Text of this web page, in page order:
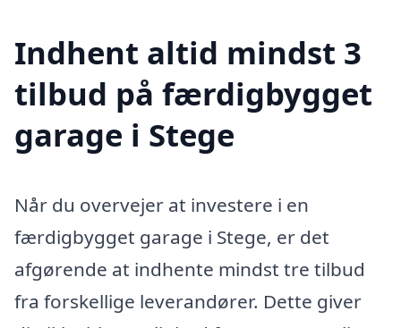
Indhent altid mindst 3
tilbud på færdigbygget
garage i Stege
Når du overvejer at investere i en
færdigbygget garage i Stege, er det
afgørende at indhente mindst tre tilbud
fra forskellige leverandører. Dette giver